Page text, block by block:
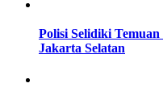
Polisi Selidiki Temuan
Jakarta Selatan